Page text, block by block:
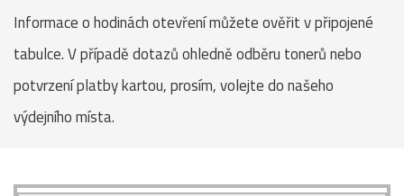
Informace o hodinách otevření můžete ověřit v připojené
tabulce. V případě dotazů ohledně odběru tonerů nebo
potvrzení platby kartou, prosím, volejte do našeho
výdejního místa.